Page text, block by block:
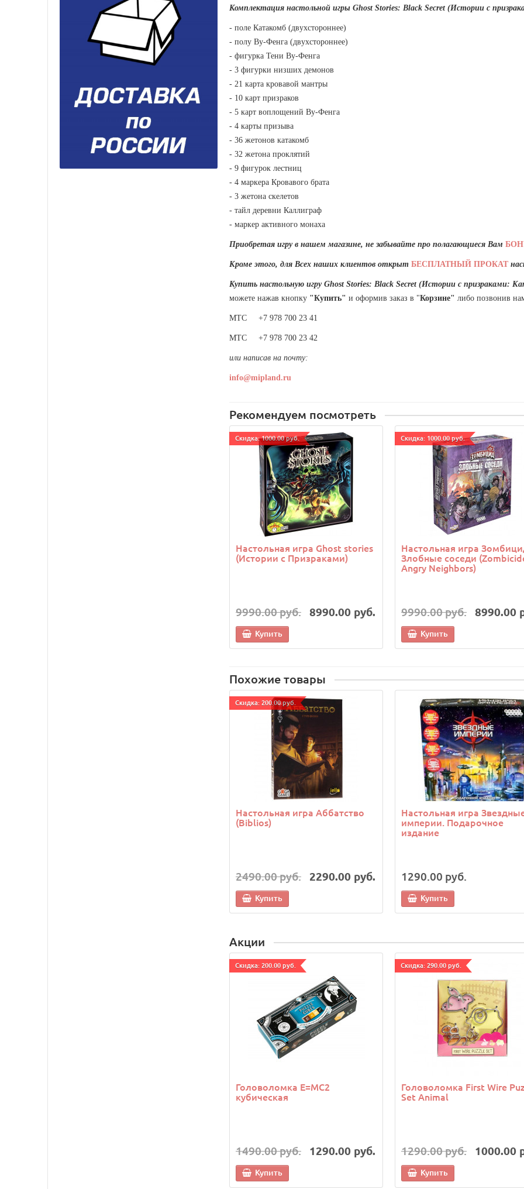
Комплектация настольной игры Ghost Stories: Black Secret (Истории с
- поле Катакомб (двухстороннее)
- полу Ву-Фенга (двухстороннее)
- фигурка Тени Ву-Фенга
- 3 фигурки низших демонов
- 21 карта кровавой мантры
- 10 карт призраков
- 5 карт воплощений Ву-Фенга
- 4 карты призыва
- 36 жетонов катакомб
- 32 жетона проклятий
- 9 фигурок лестниц
- 4 маркера Кровавого брата
- 3 жетона скелетов
- тайл деревни Каллиграф
- маркер активного монаха
Приобретая игру в нашем магазине, не забывайте про полагающиеся Вам
Кроме этого, для Всех наших клиентов открыт БЕСПЛАТНЫЙ ПРОКАТ
Купить настольную игру Ghost Stories: Black Secret (Истории с призраками:
можете нажав кнопку "Купить" и оформив заказ в "Корзине" либо позвонив
МТС +7 978 700 23 41
МТС +7 978 700 23 42
или написав на почту:
info@mipland.ru
Рекомендуем посмотреть
Cкидка: 1000.00 руб.
Настольная игра Ghost stories
(Истории с Призраками)
9990.00 руб. 8990.00 руб.
Купить
Cкидка: 1000.00 руб.
Настольная игра
Злобные соседи
Angry Neighbors)
9990.00 руб. 8990.00
Купить
Похожие товары
Cкидка: 200.00 руб.
Настольная игра Аббатство
(Biblios)
2490.00 руб. 2290.00 руб.
Купить
Настольная игра
империи. Подарочное
издание
1290.00 руб.
Купить
Акции
Cкидка: 200.00 руб.
Головоломка E=MC2
кубическая
1490.00 руб. 1290.00 руб.
Купить
Cкидка: 290.00 руб.
Головоломка First Wire
Set Animal
1290.00 руб. 1000.00
Купить